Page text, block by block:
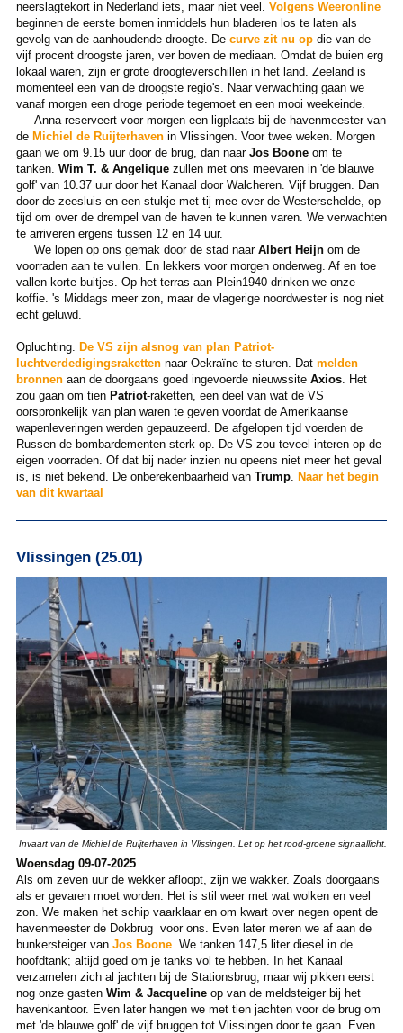
neerslagtekort in Nederland iets, maar niet veel. Volgens Weeronline
beginnen de eerste bomen inmiddels hun bladeren los te laten als
gevolg van de aanhoudende droogte. De curve zit nu opdie van de
vijf procent droogste jaren, ver boven de mediaan. Omdat de buien erg
lokaal waren, zijn er grote droogteverschillen in het land. Zeeland is
momenteel een van de droogste regio's. Naar verwachting gaan we
vanaf morgen een droge periode tegemoet en een mooi weekeinde.
Anna reserveert voor morgen een ligplaats bij de havenmeester van
de Michiel de Ruijterhavenin Vlissingen. Voor twee weken. Morgen
gaan we om 9.15 uur door de brug, dan naar Jos Booneom te
tanken. Wim T. & Angeliquezullen met ons meevaren in 'de blauwe
golf' van 10.37 uur door het Kanaal door Walcheren. Vijf bruggen. Dan
door de zeesluis en een stukje met tij mee over de Westerschelde, op
tijd om over de drempel van de haven te kunnen varen. We verwachten
te arriveren ergens tussen 12 en 14 uur.
We lopen op ons gemak door de stad naar Albert Heijnom de
voorraden aan te vullen. En lekkers voor morgen onderweg. Af en toe
vallen korte buitjes. Op het terras aan Plein1940 drinken we onze
koffie. 's Middags meer zon, maar de vlagerige noordwester is nog niet
echt geluwd.
Opluchting. De VS zijn alsnog van plan Patriot-
luchtverdedigingsrakettennaar Oekraïne te sturen. Dat melden
bronnenaan de doorgaans goed ingevoerde nieuwssite Axios. Het
zou gaan om tien Patriot-raketten, een deel van wat de VS
oorspronkelijk van plan waren te geven voordat de Amerikaanse
wapenleveringen werden gepauzeerd. De afgelopen tijd voerden de
Russen de bombardementen sterk op. De VS zou teveel interen op de
eigen voorraden. Of dat bij nader inzien nu opeens niet meer het geval
is, is niet bekend. De onberekenbaarheid van Trump. Naar het begin
van dit kwartaal
Vlissingen (25.01)
Invaart van de Michiel de Ruijterhaven in Vlissingen. Let op het rood-groene signaallicht.
Woensdag 09-07-2025
Als om zeven uur de wekker afloopt, zijn we wakker. Zoals doorgaans
als er gevaren moet worden. Het is stil weer met wat wolken en veel
zon. We maken het schip vaarklaar en om kwart over negen opent de
havenmeester de Dokbrug voor ons. Even later meren we af aan de
bunkersteiger van Jos Boone. We tanken 147,5 liter diesel in de
hoofdtank; altijd goed om je tanks vol te hebben. In het Kanaal
verzamelen zich al jachten bij de Stationsbrug, maar wij pikken eerst
nog onze gasten Wim & Jacquelineop van de meldsteiger bij het
havenkantoor. Even later hangen we met tien jachten voor de brug om
met 'de blauwe golf' de vijf bruggen tot Vlissingen door te gaan. Even